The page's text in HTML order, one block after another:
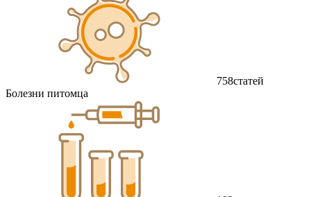
758статей
Болезни питомца